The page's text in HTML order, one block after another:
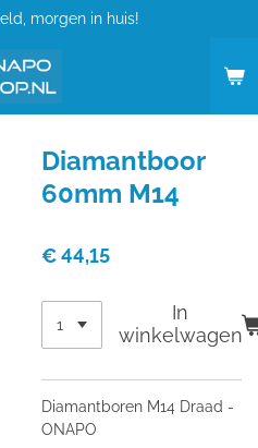
morgen in huis!
Diamantboor
60mm M14
€ 44,15
In
winkelwagen
Diamantboren M14 Draad -
ONAPO